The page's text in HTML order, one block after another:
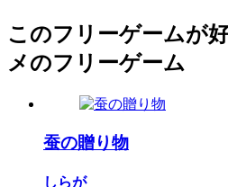
このフリーゲームが
メのフリーゲーム
蚕の贈り物
しらが